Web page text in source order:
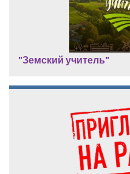
"Земский учитель"